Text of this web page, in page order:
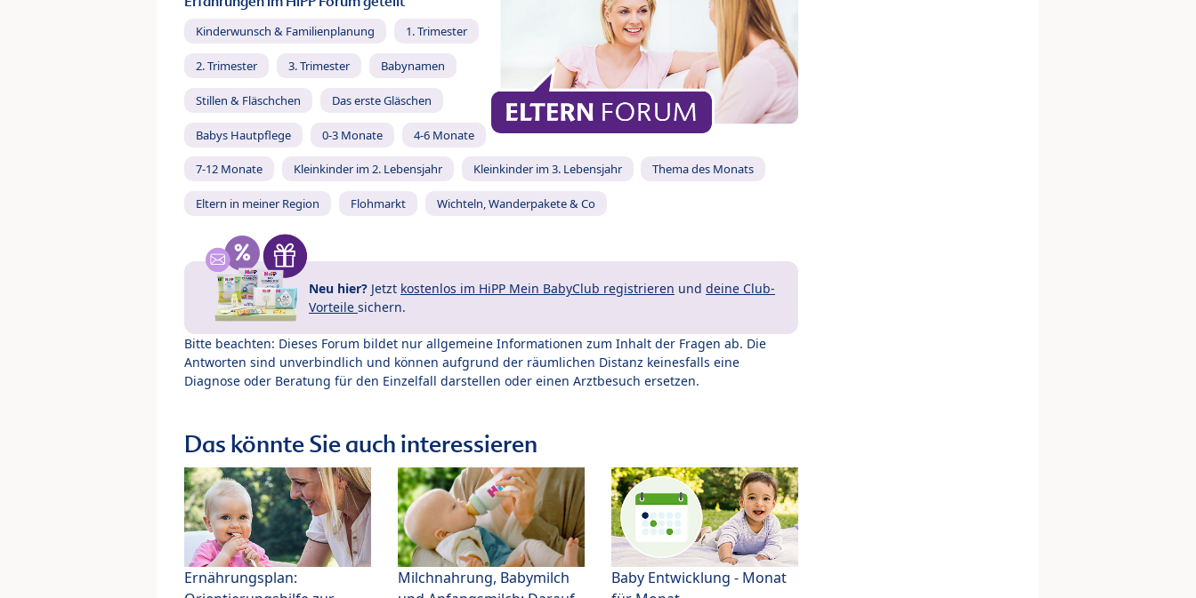
Kinderwunsch & Familienplanung 1. Trimester
2. Trimester 3. Trimester Babynamen
Stillen & Fläschchen Das erste Gläschen
Babys Hautpflege 0-3 Monate 4-6 Monate
7-12 Monate Kleinkinder im 2. Lebensjahr Kleinkinder im 3. Lebensjahr Thema des Monats
Eltern in meiner Region Flohmarkt Wichteln, Wanderpakete & Co
Neu hier? Jetzt kostenlos im HiPP Mein BabyClub registrieren und deine Club-
Vorteile sichern.
Bitte beachten: Dieses Forum bildet nur allgemeine Informationen zum Inhalt der Fragen ab. Die
Antworten sind unverbindlich und können aufgrund der räumlichen Distanz keinesfalls eine
Diagnose oder Beratung für den Einzelfall darstellen oder einen Arztbesuch ersetzen.
Das könnte Sie auch interessieren
Ernährungsplan:
Milchnahrung, Babymilch
Baby Entwicklung - Monat